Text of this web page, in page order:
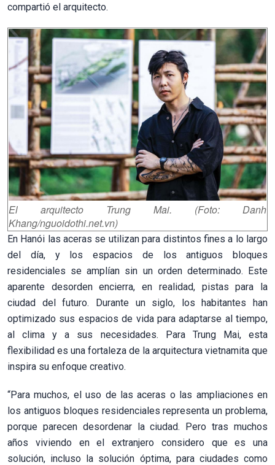
compartió el arquitecto.
El arquitecto Trung Mai. (Foto: Danh
Khang/nguoidothi.net.vn)
En Hanói las aceras se utilizan para distintos fines a lo largo
del día, y los espacios de los antiguos bloques
residenciales se amplían sin un orden determinado. Este
aparente desorden encierra, en realidad, pistas para la
ciudad del futuro. Durante un siglo, los habitantes han
optimizado sus espacios de vida para adaptarse al tiempo,
al clima y a sus necesidades. Para Trung Mai, esta
flexibilidad es una fortaleza de la arquitectura vietnamita que
inspira su enfoque creativo.
“Para muchos, el uso de las aceras o las ampliaciones en
los antiguos bloques residenciales representa un problema,
porque parecen desordenar la ciudad. Pero tras muchos
años viviendo en el extranjero considero que es una
solución, incluso la solución óptima, para ciudades como